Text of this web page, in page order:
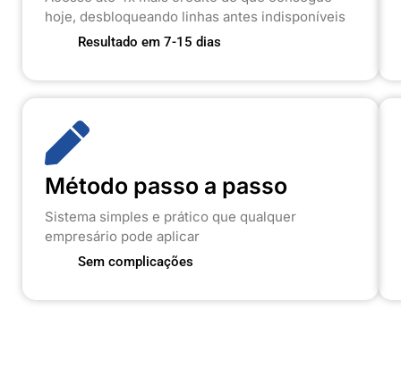
hoje, desbloqueando linhas antes indisponíveis
Resultado em 7-15 dias
Método passo a passo
Sistema simples e prático que qualquer
empresário pode aplicar
Sem complicações